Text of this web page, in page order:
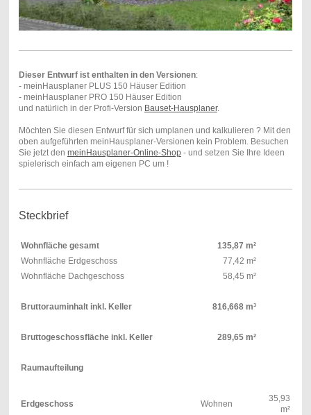
Dieser Entwurf ist enthalten in den Versionen:
- meinHausplaner PLUS 150 Häuser Edition
- meinHausplaner PRO 150 Häuser Edition
und natürlich in der Profi-Version Bauset-Hausplaner.
Möchten Sie diesen Entwurf für sich umplanen und kalkulieren ? Mit den
oben aufgeführten meinHausplaner-Versionen kein Problem. Besuchen
Sie jetzt den meinHausplaner-Online-Shop- und setzen Sie Ihre Ideen
spielerisch einfach am eigenen PC um !
Steckbrief
Wohnfläche gesamt
135,87 m²
Wohnfläche Erdgeschoss
77,42 m²
Wohnfläche Dachgeschoss
58,45 m²
Bruttorauminhalt inkl. Keller 816,668 m³
Bruttogeschossfläche inkl. Keller 289,65 m²
Raumaufteilung
Erdgeschoss Wohnen
35,93
m²